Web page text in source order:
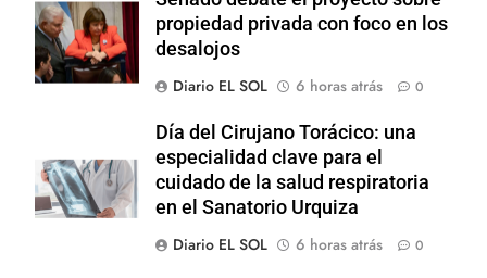
propiedad privada con foco en los
desalojos
Diario EL SOL
6 horas atrás 0
Día del Cirujano Torácico: una
especialidad clave para el
cuidado de la salud respiratoria
en el Sanatorio Urquiza
Diario EL SOL
6 horas atrás 0